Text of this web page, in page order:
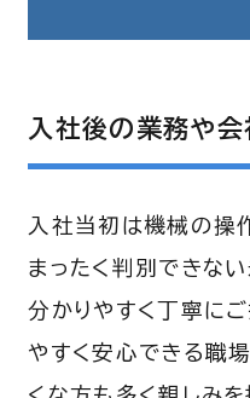
入社後の業務や
入社当初は機械の操
まったく判別できな
分かりやすく丁寧に
やすく安心できる職